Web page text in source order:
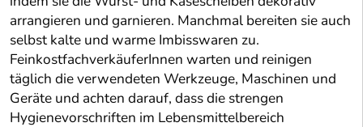
arrangieren und garnieren. Manchmal bereiten sie auch
selbst kalte und warme Imbisswaren zu.
FeinkostfachverkäuferInnen warten und reinigen
täglich die verwendeten Werkzeuge, Maschinen und
Geräte und achten darauf, dass die strengen
Hygienevorschriften im Lebensmittelbereich